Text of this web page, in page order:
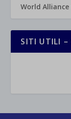
World
SITI UTILI –